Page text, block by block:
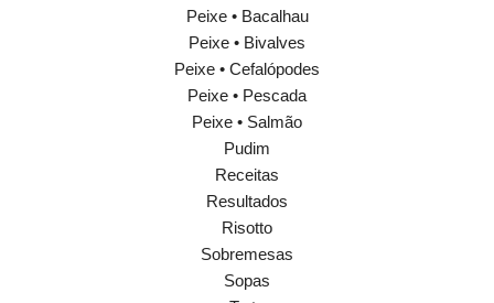
Peixe • Bacalhau
Peixe • Bivalves
Peixe • Cefalópodes
Peixe • Pescada
Peixe • Salmão
Pudim
Receitas
Resultados
Risotto
Sobremesas
Sopas